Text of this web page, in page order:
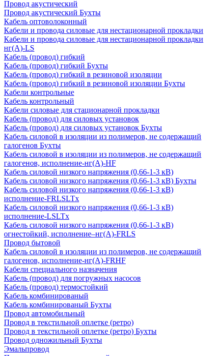
Провод акустический
Провод акустический Бухты
Кабель оптоволоконный
Кабели и провода силовые для нестационарной прокладки
Кабели и провода силовые для нестационарной прокладки
нг(А)-LS
Кабель (провод) гибкий
Кабель (провод) гибкий Бухты
Кабель (провод) гибкий в резиновой изоляции
Кабель (провод) гибкий в резиновой изоляции Бухты
Кабели контрольные
Кабель контрольный
Кабели силовые для стационарной прокладки
Кабель (провод) для силовых установок
Кабель (провод) для силовых установок Бухты
Кабель силовой в изоляции из полимеров, не содержащий
галогенов Бухты
Кабель силовой в изоляции из полимеров, не содержащий
галогенов, исполнение-нг(А)-HF
Кабель силовой низкого напряжения (0,66-1-3 кВ)
Кабель силовой низкого напряжения (0,66-1-3 кВ) Бухты
Кабель силовой низкого напряжения (0,66-1-3 кВ)
исполнение-FRLSLTx
Кабель силовой низкого напряжения (0,66-1-3 кВ)
исполнение-LSLTx
Кабель силовой низкого напряжения (0,66-1-3 кВ)
огнестойкий, исполнение–нг(А)-FRLS
Провод бытовой
Кабель силовой в изоляции из полимеров, не содержащий
галогенов, исполнение-нг(А)-FRHF
Кабели специального назначения
Кабель (провод) для погружных насосов
Кабель (провод) термостойкий
Кабель комбинированый
Кабель комбинированый Бухты
Провод автомобильный
Провод в текстильной оплетке (ретро)
Провод в текстильной оплетке (ретро) Бухты
Провод одножильный Бухты
Эмальпровод